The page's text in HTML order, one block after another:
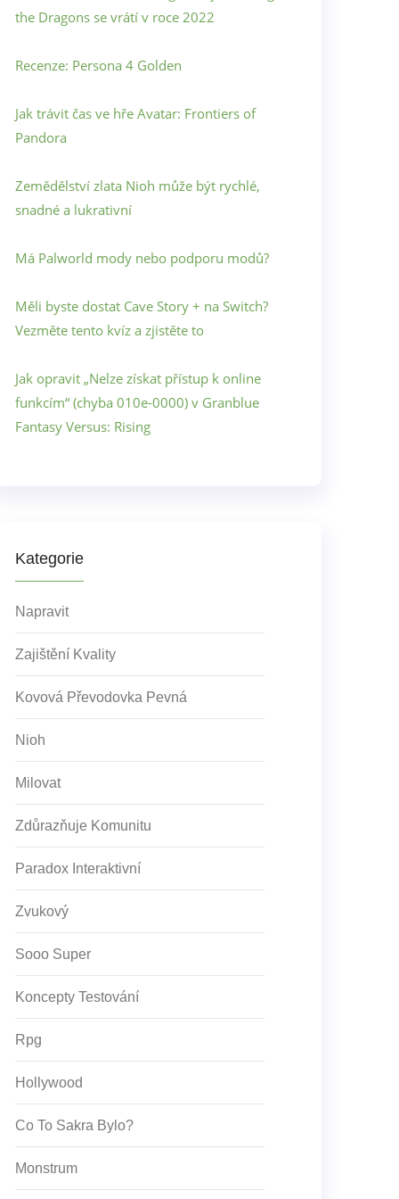
the Dragons se vrátí v roce 2022
Recenze: Persona 4 Golden
Jak trávit čas ve hře Avatar: Frontiers of
Pandora
Zemědělství zlata Nioh může být rychlé,
snadné a lukrativní
Má Palworld mody nebo podporu modů?
Měli byste dostat Cave Story + na Switch?
Vezměte tento kvíz a zjistěte to
Jak opravit „Nelze získat přístup k online
funkcím“ (chyba 010e-0000) v Granblue
Fantasy Versus: Rising
Kategorie
Napravit
Zajištění Kvality
Kovová Převodovka Pevná
Nioh
Milovat
Zdůrazňuje Komunitu
Paradox Interaktivní
Zvukový
Sooo Super
Koncepty Testování
Rpg
Hollywood
Co To Sakra Bylo?
Monstrum